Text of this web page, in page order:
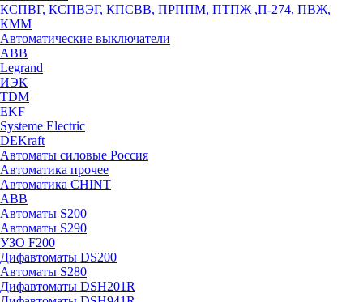
КСПВГ, КСПВЭГ, КПСВВ, ПРППМ, ПТПЖ ,П-274, ПВЖ,
КММ
Автоматические выключатели
ABB
Legrand
ИЭК
TDM
EKF
Systeme Electric
DEKraft
Автоматы силовые Россия
Автоматика прочее
Автоматика CHINT
ABB
Автоматы S200
Автоматы S290
УЗО F200
Дифавтоматы DS200
Автоматы S280
Дифавтоматы DSH201R